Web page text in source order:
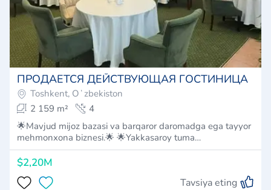
ПРОДАЕТСЯ ДЕЙСТВУЮЩАЯ ГОСТИНИЦА
Toshkent, Oʻzbekiston
2 159 m²
4
🌟Mavjud mijoz bazasi va barqaror daromadga ega tayyor
mehmonxona biznesi.🌟 🌟Yakkasaroy tuma…
$2,20M
Tavsiya eting